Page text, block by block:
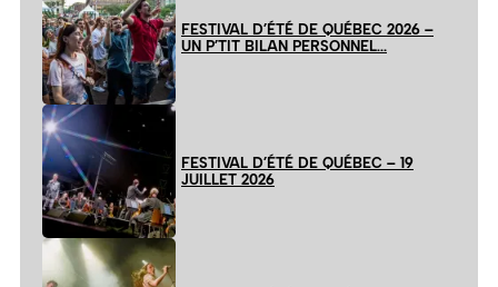
FESTIVAL D’ÉTÉ DE QUÉBEC 2026 –
UN P’TIT BILAN PERSONNEL…
FESTIVAL D’ÉTÉ DE QUÉBEC – 19
JUILLET 2026